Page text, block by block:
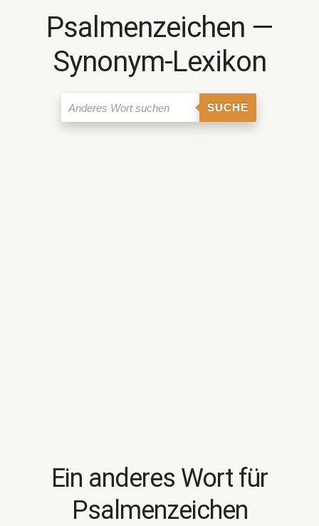
Psalmenzeichen ―
Synonym-Lexikon
SUCHE
Ein anderes Wort für
Psalmenzeichen